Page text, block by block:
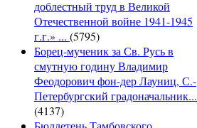
доблестный труд в Великой
Отечественной войне 1941-1945
г.г.» ... (5795)
Борец-мученик за Св. Русь в
смутную годину Владимир
Феодорович фон-дер Лауниц, С.-
Петербургский градоначальник...
(4137)